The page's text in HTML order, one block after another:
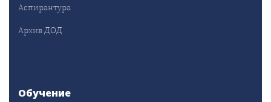
Аспирантура
Архив ДОД
Обучение